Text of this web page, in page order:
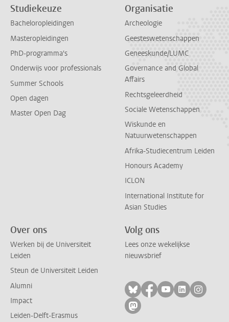
Studiekeuze
Bacheloropleidingen
Masteropleidingen
PhD-programma's
Onderwijs voor professionals
Summer Schools
Open dagen
Master Open Dag
Organisatie
Archeologie
Geesteswetenschappen
Geneeskunde/LUMC
Governance and Global
Affairs
Rechtsgeleerdheid
Sociale Wetenschappen
Wiskunde en
Natuurwetenschappen
Afrika-Studiecentrum Leiden
Honours Academy
ICLON
International Institute for
Asian Studies
Over ons
Werken bij de Universiteit
Leiden
Steun de Universiteit Leiden
Alumni
Impact
Leiden-Delft-Erasmus
Volg ons
Lees onze wekelijkse
nieuwsbrief
Volg ons op bluesky
Volg ons op
Volg ons op
Volg ons
Volg
Volg ons op mastodon